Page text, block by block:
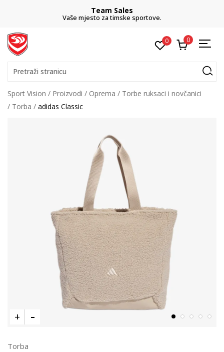
Team Sales
Vaše mjesto za timske sportove.
0 0
Pretraži stranicu
Sport Vision Proizvodi Oprema
Torbe ruksaci i novčanici
Torba
adidas Classic
Torba